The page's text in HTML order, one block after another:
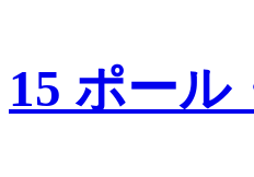
15 ポール